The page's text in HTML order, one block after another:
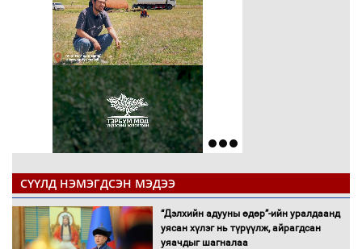
СҮҮЛД НЭМЭГДСЭН МЭДЭЭ
“Дэлхийн адууны өдөр”-ийн уралдаанд
уясан хүлэг нь түрүүлж, айрагдсан
уяачдыг шагналаа